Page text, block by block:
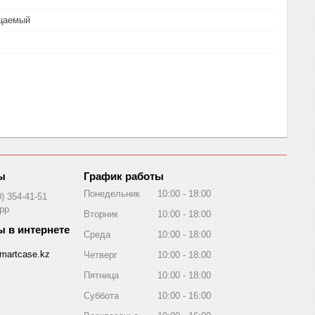
354-41-51
График работы
Понедельник 10:00
18:00
Вторник
10:00
18:00
Среда
10:00
18:00
Четверг
10:00
18:00
Пятница
10:00
18:00
Суббота
10:00
16:00